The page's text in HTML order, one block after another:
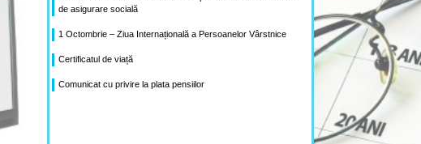
de asigurare socială
1 Octombrie – Ziua Internațională a Persoanelor Vârstnice
Certificatul de viață
Comunicat cu privire la plata pensiilor